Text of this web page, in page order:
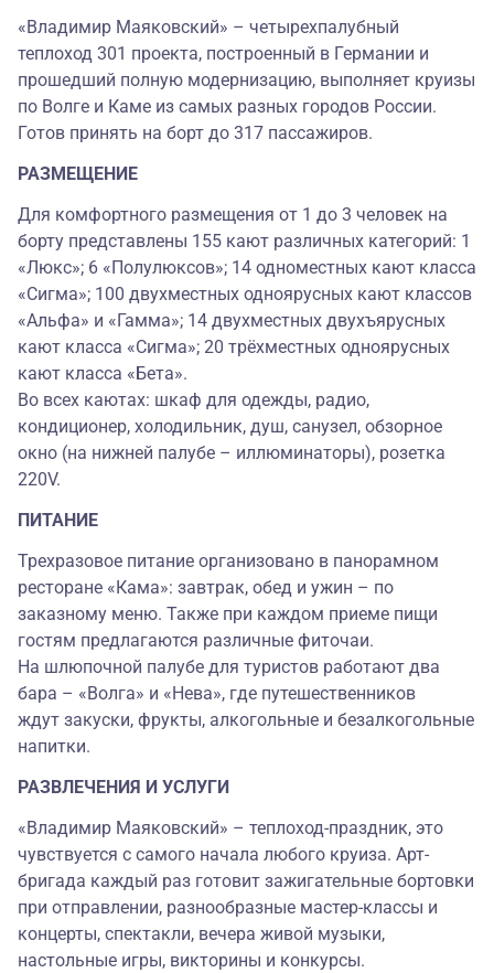
«Владимир Маяковский» – четырехпалубный
теплоход 301 проекта, построенный в Германии и
прошедший полную модернизацию, выполняет круизы
по Волге и Каме из самых разных городов России.
Готов принять на борт до 317 пассажиров.
РАЗМЕЩЕНИЕ
Для комфортного размещения от 1 до 3 человек на
борту представлены 155 кают различных категорий: 1
«Люкс»; 6 «Полулюксов»; 14 одноместных кают класса
«Сигма»; 100 двухместных одноярусных кают классов
«Альфа» и «Гамма»; 14 двухместных двухъярусных
кают класса «Сигма»; 20 трёхместных одноярусных
кают класса «Бета».
Во всех каютах: шкаф для одежды, радио,
кондиционер, холодильник, душ, санузел, обзорное
окно (на нижней палубе – иллюминаторы), розетка
220V.
ПИТАНИЕ
Трехразовое питание организовано в панорамном
ресторане «Кама»: завтрак, обед и ужин – по
заказному меню. Также при каждом приеме пищи
гостям предлагаются различные фиточаи.
На шлюпочной палубе для туристов работают два
бара – «Волга» и «Нева», где путешественников
ждут закуски, фрукты, алкогольные и безалкогольные
напитки.
РАЗВЛЕЧЕНИЯ И УСЛУГИ
«Владимир Маяковский» – теплоход-праздник, это
чувствуется с самого начала любого круиза. Арт-
бригада каждый раз готовит зажигательные бортовки
при отправлении, разнообразные мастер-классы и
концерты, спектакли, вечера живой музыки,
настольные игры, викторины и конкурсы.